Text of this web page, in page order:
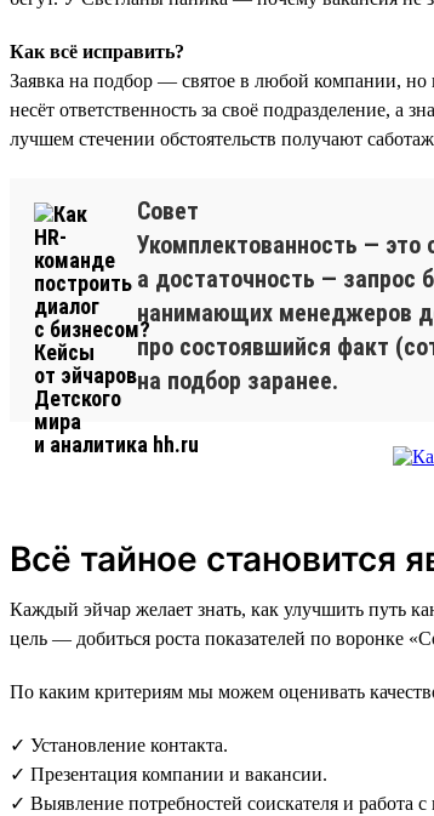
Как всё исправить?
Заявка на подбор — святое в любой компании, но
несёт ответственность за своё подразделение,
лучшем стечении обстоятельств получают
Совет
Укомплектованность —
а достаточность — запрос
нанимающих менеджеров
про состоявшийся факт
на подбор заранее.
Всё тайное становится
Каждый эйчар желает знать, как улучшить путь
цель — добиться роста показателей по воронке
По каким критериям мы можем оценивать
✓ Установление контакта.
✓ Презентация компании и вакансии.
✓ Выявление потребностей соискателя и работа